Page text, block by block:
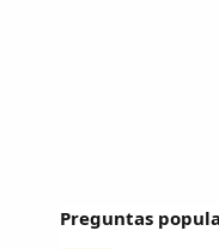
Preguntas